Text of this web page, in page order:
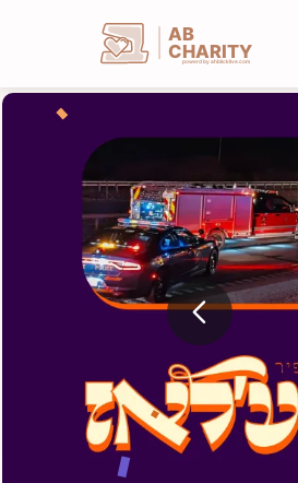
AB
CHARITY
powerd by ahblicklive.com